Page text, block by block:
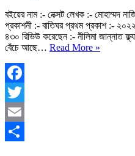
বইয়ের নাম :- নেক্সট লেখক :- মোহাম্মদ
প্রকাশনী :- বাতিঘর প্রথম প্রকাশ :-
৪৩০ রিভিউ করেছেন :- নীলিমা জান্নাত
বেঁচে আছে… Read More »
Facebook
Twitter
Email